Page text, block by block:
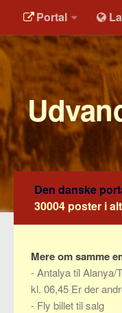
Portal
Den danske
30004 poster i alt
Mere om samme
-Antalya til Alanya/
kl. 06,45 Er der
- Fly billet til salg